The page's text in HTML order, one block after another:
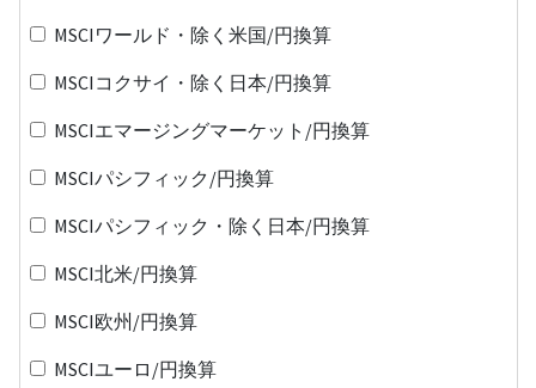
MSCIワールド・除く米国/円換算
MSCIコクサイ・除く日本/円換算
MSCIエマージングマーケット/円換算
MSCIパシフィック/円換算
MSCIパシフィック・除く日本/円換算
MSCI北米/円換算
MSCI欧州/円換算
MSCIユーロ/円換算